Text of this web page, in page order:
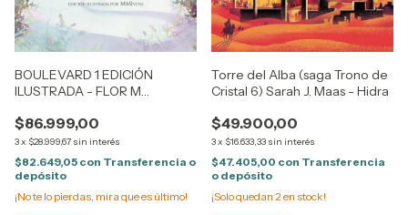
BOULEVARD 1 EDICIÓN
ILUSTRADA - FLOR M
$86.999,00
3x $28.999,67 sin interés
$82.649,05 con Transferencia o
depósito
¡No te lo pierdas, mira que es último!
Torre del Alba (saga Trono de
Cristal 6) Sarah J. Maas - Hidra
$49.900,00
3x $16.633,33 sin interés
$47.405,00 con Transferencia
o depósito
¡Solo quedan 2en stock!